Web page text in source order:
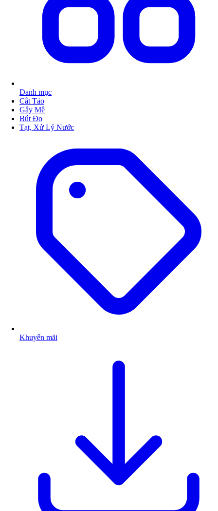
Danh mục
Cắt Tảo
Gây Mê
Bút Đo
Tạt, Xử Lý Nước
Khuyến mãi